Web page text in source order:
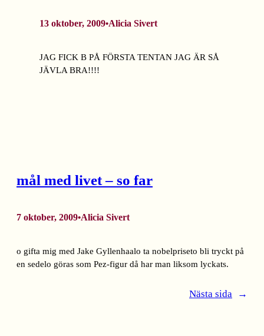
13 oktober, 2009•Alicia Sivert
JAG FICK B PÅ FÖRSTA TENTAN JAG ÄR SÅ
JÄVLA BRA!!!!
mål med livet – so far
7 oktober, 2009•Alicia Sivert
o gifta mig med Jake Gyllenhaalo ta nobelpriseto bli tryckt på
en sedelo göras som Pez-figur då har man liksom lyckats.
Nästa sida →